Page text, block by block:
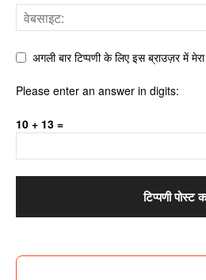
अगली बार टिप्पणी के लिए इस ब्राउज़र में
Please enter an answer in digits:
10 + 13 =